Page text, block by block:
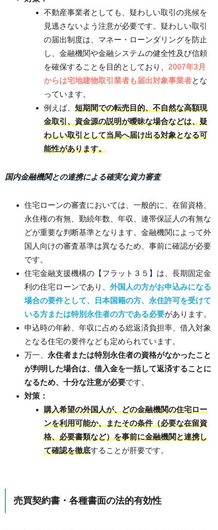
不動産事業者としても、疑わしい取引の兆候を
見逃さないよう注意が必要です。疑わしい取引
の届出制度は、マネー・ローンダリングを防止
し、金融機関や金融システムの健全性及び信頼
を確保することを目的としており、 2007年3月
からは宅地建物取引業者も届出対象事業者とな
っています。
例えば、 短期間での転売目的、不自然な高額現
金取引、資金源の説明が曖昧な場合などは、疑
わしい取引として当局へ届け出る対象となる可
能性があります。
国内金融機関との連携による確実な資力審査
住宅ローンの審査においては、一般的に、在留資格、
永住権の有無、勤続年数、年収、連帯保証人の有無な
どが重要な判断基準となります。金融機関によって外
国人向けの審査基準は異なるため、事前に確認が必要
です。
住宅金融支援機構の【フラット３５】は、長期固定金
利の住宅ローンであり、 外国人の方がお申込みになる
場合の要件として、日本国籍の方、永住許可を受けて
いる方または特別永住者の方である必要があります。
申込時の年齢、年収に占める総返済負担率、借入対象
となる住宅の要件なども定められています。
万一、 永住者または特別永住者の資格がなかったこと
が判明した場合は、借入金を一括して返済することに
なるため、十分な注意が必要です。
対策：
購入希望の外国人が、どの金融機関の住宅ロー
ンを利用可能か、またその条件（必要な在留資
格、必要書類など）を事前に金融機関と連携し
て確認を徹底することが肝要です。
売買契約書・各種書面の法的有効性